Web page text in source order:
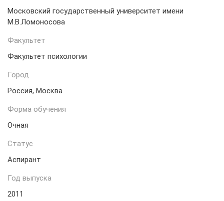
Московский государственный университет имени
М.В.Ломоносова
Факультет
Факультет психологии
Город
Россия, Москва
Форма обучения
Очная
Статус
Аспирант
Год выпуска
2011